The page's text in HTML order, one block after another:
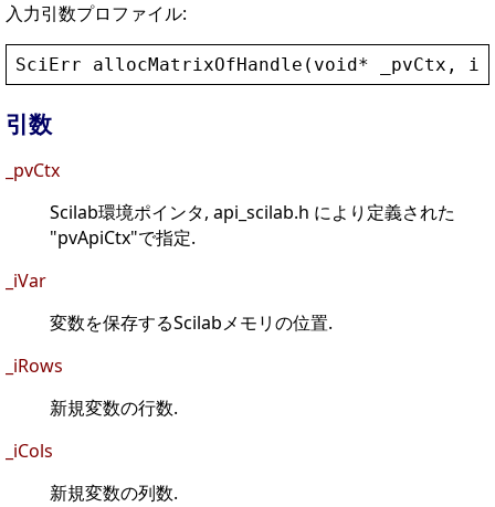
入力引数プロファイル:
SciErr allocMatrixOfHandle ( void * _pvCtx ,
引数
_pvCtx
Scilab環境ポインタ, api_scilab.h により定義された
"pvApiCtx"で指定.
_iVar
変数を保存するScilabメモリの位置.
_iRows
新規変数の行数.
_iCols
新規変数の列数.